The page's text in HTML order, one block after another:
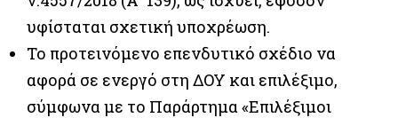
υφίσταται σχετική υποχρέωση.
Το προτεινόμενο επενδυτικό σχέδιο να
αφορά σε ενεργό στη ΔΟΥ και επιλέξιμο,
σύμφωνα με το Παράρτημα «Επιλέξιμοι